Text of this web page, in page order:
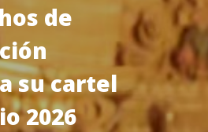
de
su cartel
2026